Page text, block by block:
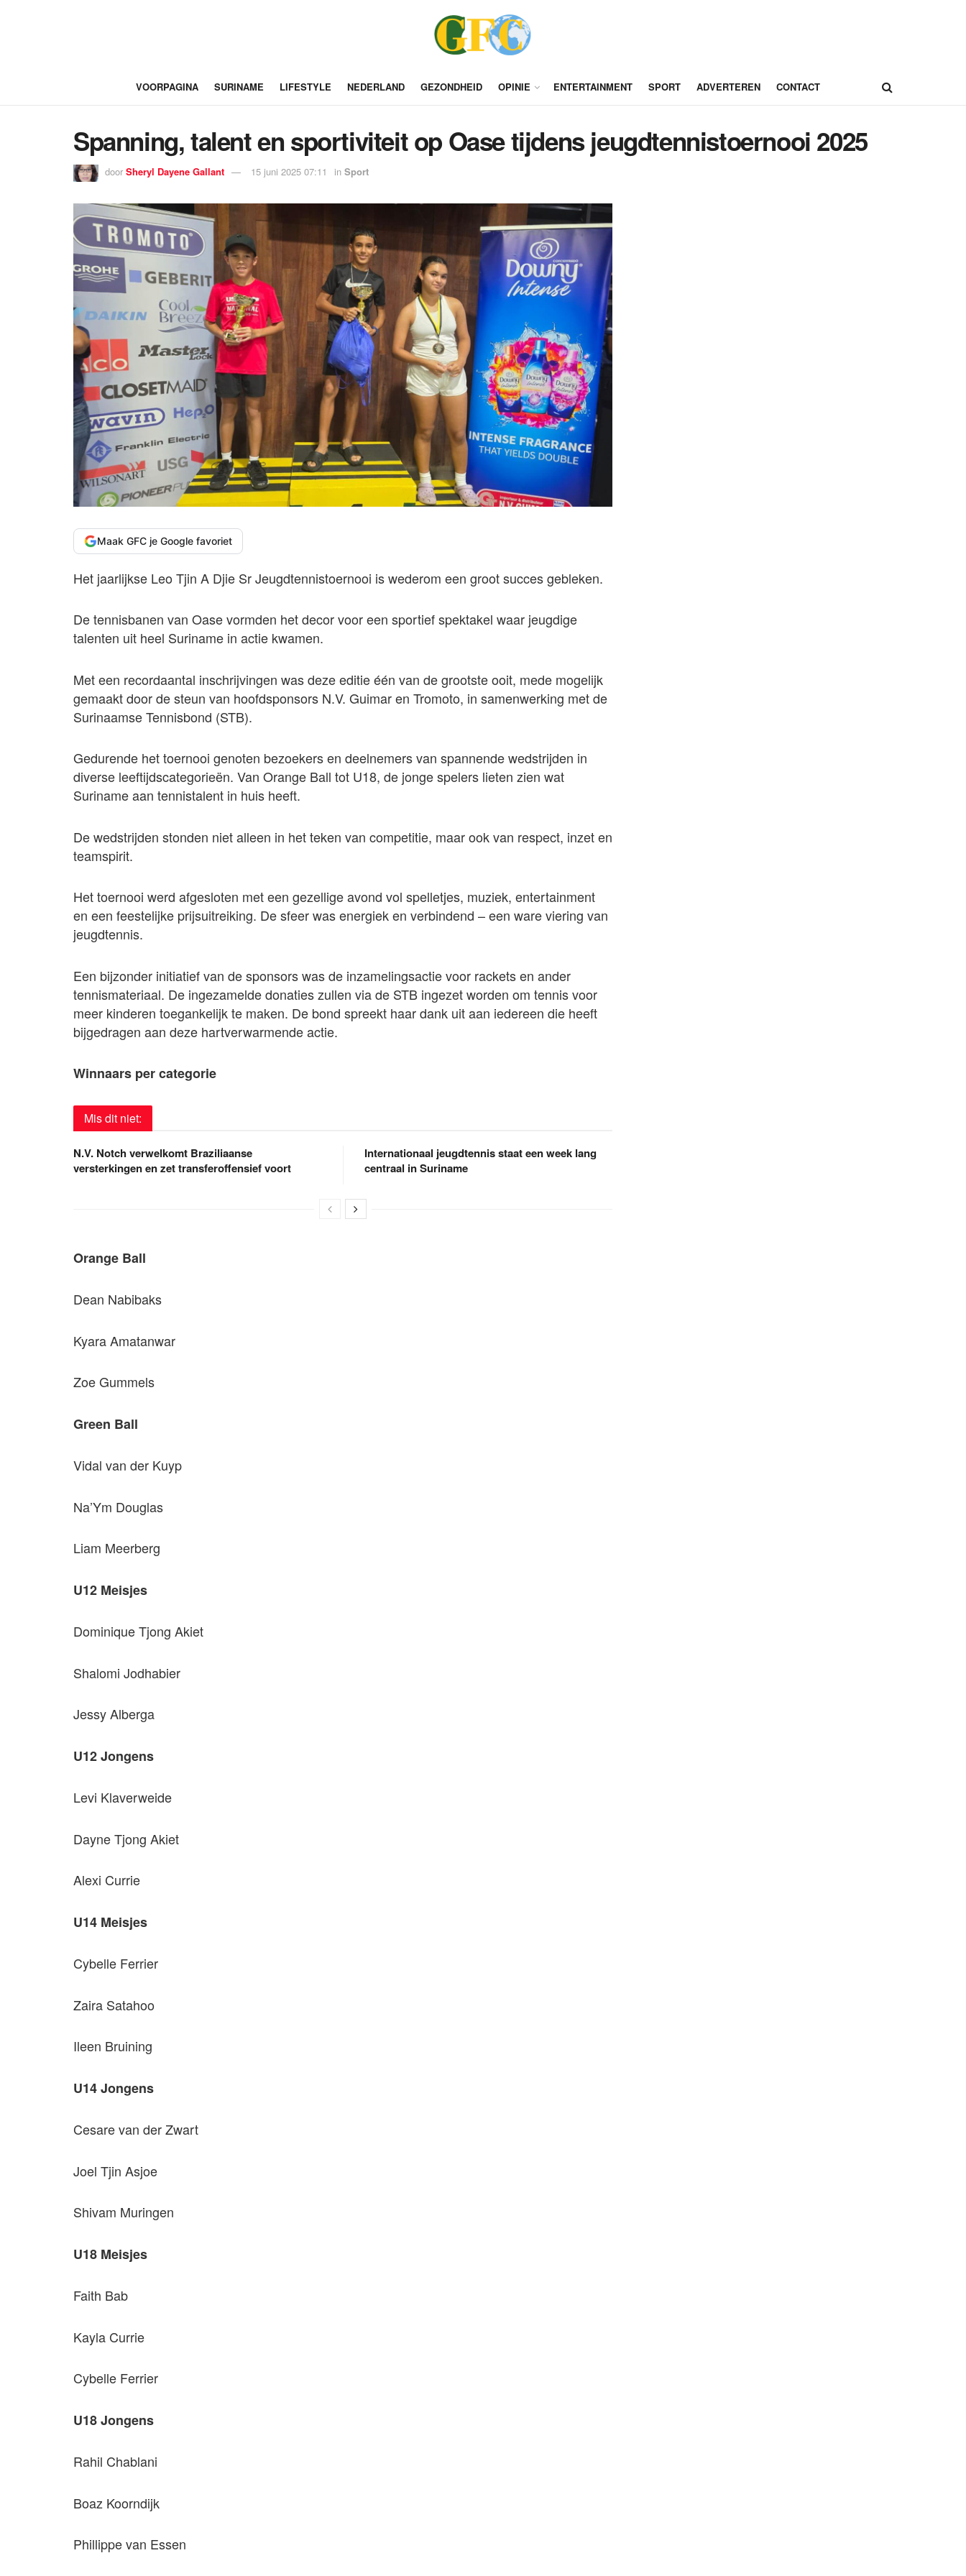
VOORPAGINA SURINAME LIFESTYLE NEDERLAND GEZONDHEID OPINIE ENTERTAINMENT SPORT ADVERTEREN CONTACT
Spanning, talent en sportiviteit op Oase tijdens jeugdtennistoernooi 2025
door Sheryl Dayene Gallant 15 juni 2025 07:11 in Sport
Maak GFC je Google favoriet
Het jaarlijkse Leo Tjin A Djie Sr Jeugdtennistoernooi is wederom een groot succes gebleken.
De tennisbanen van Oase vormden het decor voor een sportief spektakel waar jeugdige
talenten uit heel Suriname in actie kwamen.
Met een recordaantal inschrijvingen was deze editie één van de grootste ooit, mede mogelijk
gemaakt door de steun van hoofdsponsors N.V. Guimar en Tromoto, in samenwerking met de
Surinaamse Tennisbond (STB).
Gedurende het toernooi genoten bezoekers en deelnemers van spannende wedstrijden in
diverse leeftijdscategorieën. Van Orange Ball tot U18, de jonge spelers lieten zien wat
Suriname aan tennistalent in huis heeft.
De wedstrijden stonden niet alleen in het teken van competitie, maar ook van respect, inzet en
teamspirit.
Het toernooi werd afgesloten met een gezellige avond vol spelletjes, muziek, entertainment
en een feestelijke prijsuitreiking. De sfeer was energiek en verbindend – een ware viering van
jeugdtennis.
Een bijzonder initiatief van de sponsors was de inzamelingsactie voor rackets en ander
tennismateriaal. De ingezamelde donaties zullen via de STB ingezet worden om tennis voor
meer kinderen toegankelijk te maken. De bond spreekt haar dank uit aan iedereen die heeft
bijgedragen aan deze hartverwarmende actie.
Winnaars per categorie
Mis dit niet:
N.V. Notch verwelkomt Braziliaanse
versterkingen en zet transferoffensief voort
Internationaal jeugdtennis staat een week lang
centraal in Suriname
Orange Ball
Dean Nabibaks
Kyara Amatanwar
Zoe Gummels
Green Ball
Vidal van der Kuyp
Na’Ym Douglas
Liam Meerberg
U12 Meisjes
Dominique Tjong Akiet
Shalomi Jodhabier
Jessy Alberga
U12 Jongens
Levi Klaverweide
Dayne Tjong Akiet
Alexi Currie
U14 Meisjes
Cybelle Ferrier
Zaira Satahoo
Ileen Bruining
U14 Jongens
Cesare van der Zwart
Joel Tjin Asjoe
Shivam Muringen
U18 Meisjes
Faith Bab
Kayla Currie
Cybelle Ferrier
U18 Jongens
Rahil Chablani
Boaz Koorndijk
Phillippe van Essen